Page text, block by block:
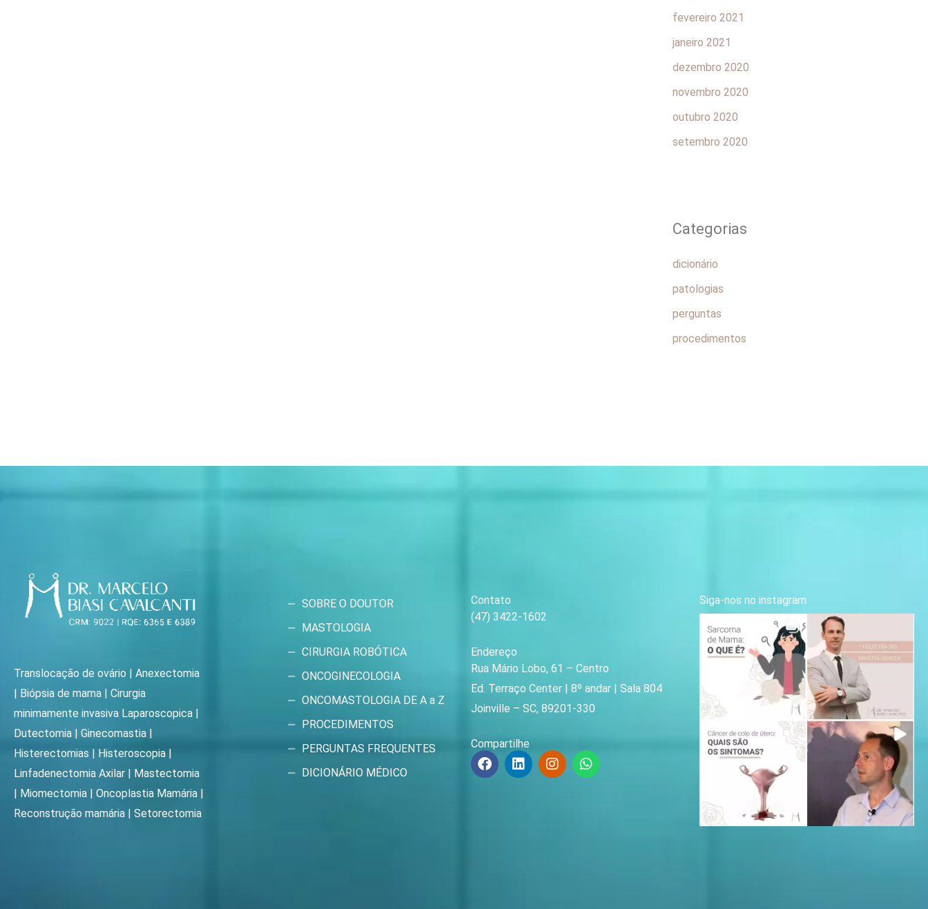
fevereiro 2021
janeiro 2021
dezembro 2020
novembro 2020
outubro 2020
setembro 2020
Categorias
dicionário
patologias
perguntas
procedimentos
Translocação de ovário | Anexectomia
| Biópsia de mama | Cirurgia
minimamente invasiva Laparoscopica |
Dutectomia | Ginecomastia |
Histerectomias | Histeroscopia |
Linfadenectomia Axilar | Mastectomia
| Miomectomia | Oncoplastia Mamária |
Reconstrução mamária | Setorectomia
SOBRE O DOUTOR
MASTOLOGIA
CIRURGIA ROBÓTICA
ONCOGINECOLOGIA
ONCOMASTOLOGIA DE A a Z
PROCEDIMENTOS
PERGUNTAS FREQUENTES
DICIONÁRIO MÉDICO
Contato
(47) 3422-1602
Endereço
Rua Mário Lobo, 61 – Centro
Ed. Terraço Center | 8º andar | Sala 804
Joinville – SC, 89201-330
Compartilhe
F
a
L
i
I
n
W
h
Siga-nos no instagram